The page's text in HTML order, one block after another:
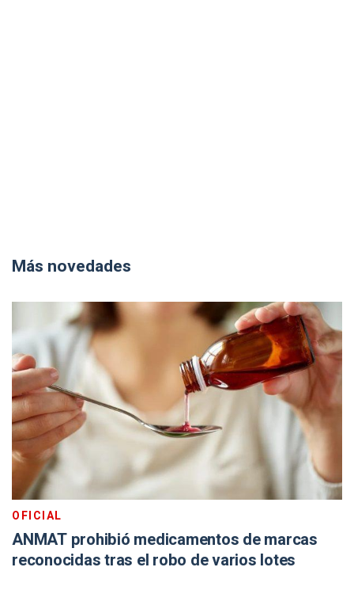
Más novedades
OFICIAL
ANMAT prohibió medicamentos de marcas
reconocidas tras el robo de varios lotes